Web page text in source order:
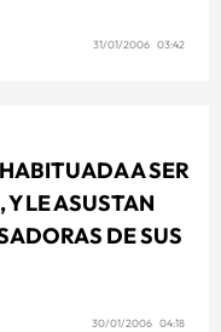
31/01/2006 03:42
A SER
LE ASUSTAN
DE SUS
30/01/2006 04:18